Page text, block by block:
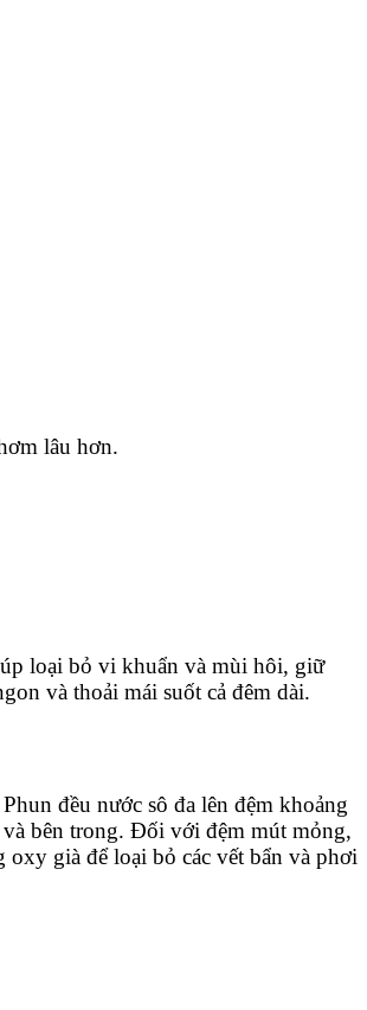
lâu hơn.
loại bỏ vi khuẩn và mùi hôi, giữ
và thoải mái suốt cả đêm dài.
đều nước sô đa lên đệm khoảng
bên trong. Đối với đệm mút mỏng,
già để loại bỏ các vết bẩn và phơi